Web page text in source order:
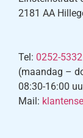
2181 AA
Tel: 0252-
(maandag –
08:30-16:00
Mail: